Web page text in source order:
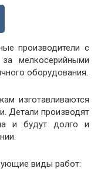
производители с
мелкосерийными
оборудования.
изготавливаются
Детали производят
и будут долго и
виды работ: